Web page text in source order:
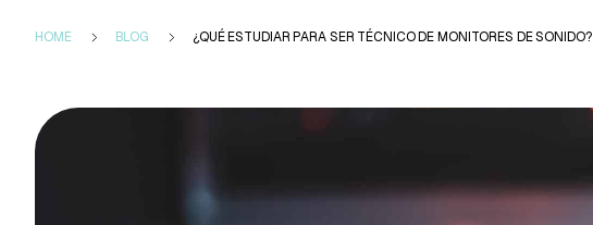
HOME BLOG ¿QUÉ ESTUDIAR PARA SER TÉCNICO DE MONITORES DE SONIDO?